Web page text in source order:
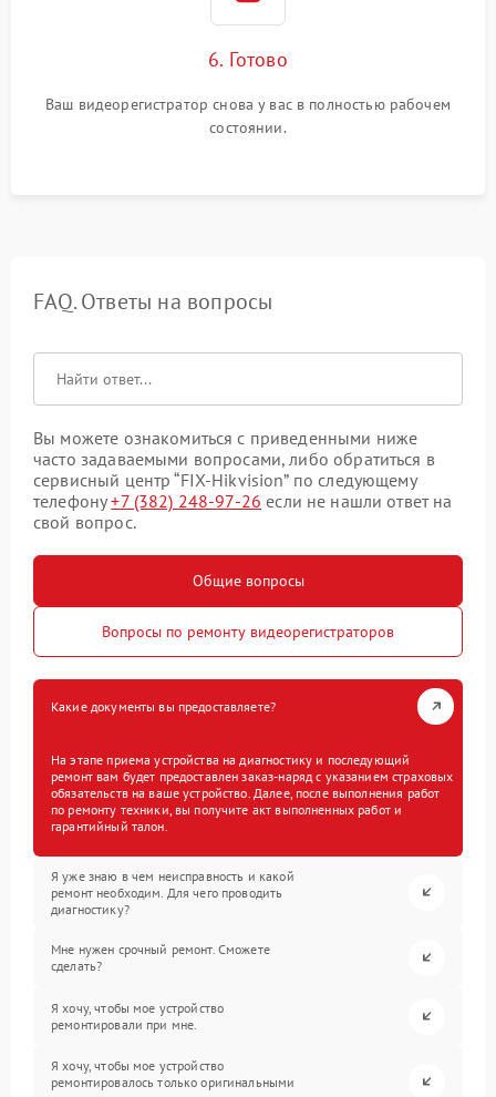
6. Готово
Ваш видеорегистратор снова у вас в полностью рабочем
состоянии.
FAQ. Ответы на вопросы
Вы можете ознакомиться с приведенными ниже
часто задаваемыми вопросами, либо обратиться в
сервисный центр “FIX-Hikvision” по следующему
телефону+7 (382) 248-97-26 если не нашли ответ на
свой вопрос.
Общие вопросы
Вопросы по ремонту видеорегистраторов
Какие документы вы предоставляете?
На этапе приема устройства на диагностику и последующий
ремонт вам будет предоставлен заказ-наряд с указанием страховых
обязательств на ваше устройство. Далее, после выполнения работ
по ремонту техники, вы получите акт выполненных работ и
гарантийный талон.
Я уже знаю в чем неисправность и какой
ремонт необходим. Для чего проводить
диагностику?
Мне нужен срочный ремонт. Сможете
сделать?
Я хочу, чтобы мое устройство
ремонтировали при мне.
Я хочу, чтобы мое устройство
ремонтировалось только оригинальными